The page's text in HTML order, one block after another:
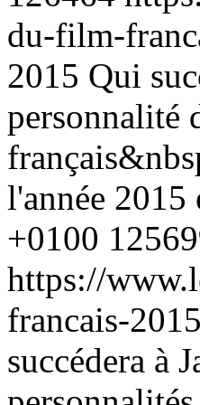
du-film-
2015 Qui
personnalité
l'année 2015
+0100
https://
francais-
succédera à